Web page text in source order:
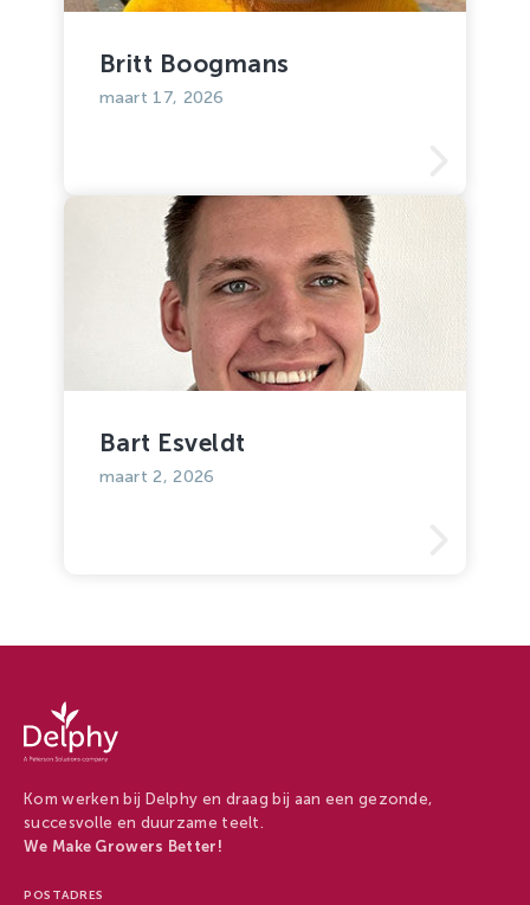
Britt Boogmans
maart 17, 2026
Bart Esveldt
maart 2, 2026
Werken
bij
Delphy
Werken
bij
Delphy
Kom werken bij Delphy en draag bij aan een gezonde,
succesvolle en duurzame teelt.
We Make Growers Better!
POSTADRES